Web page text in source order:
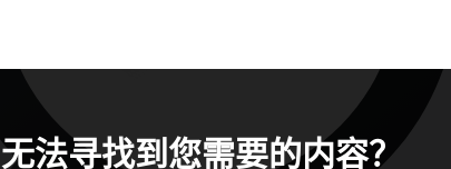
无法寻找到您需要的内容？